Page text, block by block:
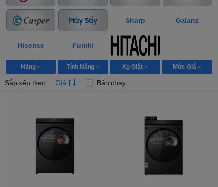
Sharp Galanz
Hisense Funiki
Hãng Tính Năng Kg Giặt Mức Giá
Sắp xếp theo Giá Bán chạy